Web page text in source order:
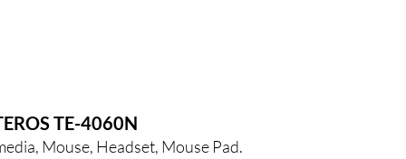
TE-4060N
Mouse, Headset, Mouse Pad.